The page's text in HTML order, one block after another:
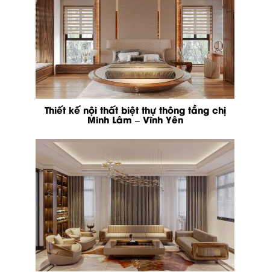
Thiết kế nội thất biệt thự thông tầng chị
Minh Lâm – Vĩnh Yên